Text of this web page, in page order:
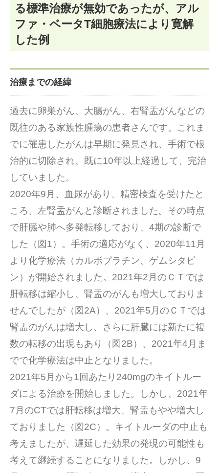
る標準治療が無効であったが、アル
ファ・ベータT細胞療法により寛解
した例
治療までの経緯
過去に卵巣がん、大腸がん、右腎盂がんなどの
既往のある家族性腫瘍の患者さんです。これま
でに罹患したがんは早期に発見され、手術で根
治的に切除され、既に10年以上経過して、完治
していました。
2020年9月、血尿があり、精密検査を受けたと
ころ、左腎盂がんと診断されました。その時点
で肝臓や肺へ多発転移しており、4期の診断で
した（図1）。手術の適応がなく、2020年11月
より化学療法（カルボプラチン、ゲムシタビ
ン）が開始されました。2021年2月のＣＴでは
肝転移は縮小し、腎盂のがんも増大しておりま
せんでしたが（図2A）、2021年5月のＣＴでは
腎盂のがんは増大し、さらに肝臓には新たに複
数の転移の出現もあり（図2B）、2021年4月ま
でで化学療法は中止となりました。
2021年5月から1回あたり240mgのキイトルー
ダによる治療を開始しました。しかし、2021年
7月のCTでは肝転移は増大、腎盂もやや増大し
ておりました（図2C）。キイトルーダの中止も
考えましたが、遅延した効果の発現の可能性も
考えて継続することになりました。しかし、9